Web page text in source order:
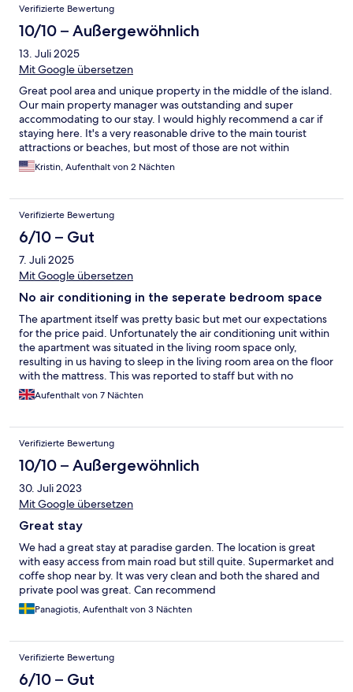
Verifizierte Bewertung
10/10 – Außergewöhnlich
13. Juli 2025
Mit Google übersetzen
Great pool area and unique property in the middle of the island.
Our main property manager was outstanding and super
accommodating to our stay. I would highly recommend a car if
staying here. It's a very reasonable drive to the main tourist
attractions or beaches, but most of those are not within
reasonable walking distance of this property.
Kristin, Aufenthalt von 2 Nächten
Verifizierte Bewertung
6/10 – Gut
7. Juli 2025
Mit Google übersetzen
No air conditioning in the seperate bedroom space
The apartment itself was pretty basic but met our expectations
for the price paid. Unfortunately the air conditioning unit within
the apartment was situated in the living room space only,
resulting in us having to sleep in the living room area on the floor
with the mattress. This was reported to staff but with no
resolution offered. The bedroom area temperature was
unbearable to sleep in, due to the unit requiring the key to be
day with the bedroom door open to cool it for your return in the
evening.
Aufenthalt von 7 Nächten
Verifizierte Bewertung
10/10 – Außergewöhnlich
30. Juli 2023
Mit Google übersetzen
Great stay
We had a great stay at paradise garden. The location is great
with easy access from main road but still quite. Supermarket and
coffe shop near by. It was very clean and both the shared and
private pool was great. Can recommend
Panagiotis, Aufenthalt von 3 Nächten
Verifizierte Bewertung
6/10 – Gut